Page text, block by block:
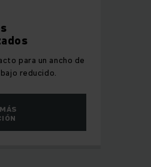
para un ancho de
reducido.